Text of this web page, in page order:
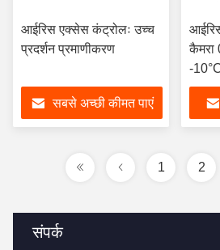
संपर्क
आईरिस एक्सेस कंट्रोलः उच्च
प्रदर्शन प्रमाणीकरण
सबसे अच्छी कीमत पाएं
-
1 2